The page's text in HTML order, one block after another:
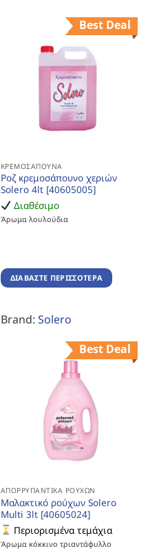
Best Deal
ΚΡΕΜΟΣΆΠΟΥΝΑ
Ροζ κρεμοσάπουνο χεριών
Solero 4lt [40605005]
Διαθέσιμο
Άρωμα λουλούδια
ΔΙΑΒΆΣΤΕ ΠΕΡΙΣΣΌΤΕΡΑ
Brand: Solero
Best Deal
ΑΠΟΡΡΥΠΑΝΤΙΚΆ ΡΟΎΧΩΝ
Μαλακτικό ρούχων Solero
Multi 3lt [40605024]
Περιορισμένα τεμάχια
Άρωμα κόκκινο τριαντάφυλλο